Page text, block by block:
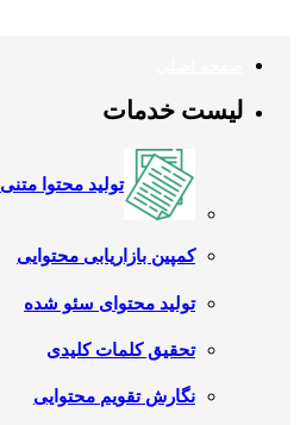
لیست خدمات
تولید محتوا متنی
کمپین بازاریابی محتوایی
تولید محتوای سئو شده
تحقیق کلمات کلیدی
نگارش تقویم محتوایی